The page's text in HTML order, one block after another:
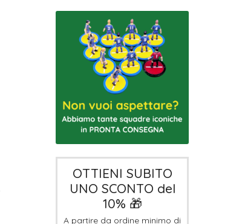
OTTIENI SUBITO
UNO SCONTO del
10% 🎁
A partire da ordine minimo di